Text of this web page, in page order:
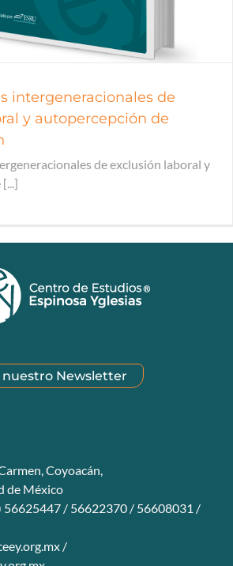
intergeneracionales de
y autopercepción de
de exclusión laboral y
nuestro Newsletter
Coyoacán,
de México
56625447 / 56622370 / 56608031 /
/